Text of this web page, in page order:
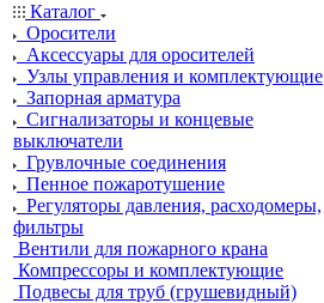
Каталог
Оросители
Аксессуары для оросителей
Узлы управления и комплектующие
Запорная арматура
Сигнализаторы и концевые
выключатели
Грувлочные соединения
Пенное пожаротушение
Регуляторы давления, расходомеры,
фильтры
Вентили для пожарного крана
Компрессоры и комплектующие
Подвесы для труб (грушевидный)